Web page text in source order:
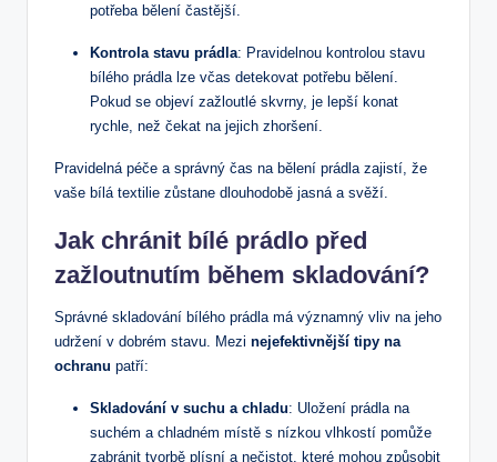
potřeba bělení častější.
Kontrola stavu prádla: Pravidelnou kontrolou stavu
bílého prádla lze včas detekovat potřebu bělení.
Pokud se objeví zažloutlé skvrny, je lepší konat
rychle, než čekat na jejich zhoršení.
Pravidelná péče a správný čas na bělení prádla zajistí, že
vaše bílá textilie zůstane dlouhodobě jasná a svěží.
Jak chránit bílé prádlo před
zažloutnutím během skladování?
Správné skladování bílého prádla má významný vliv na jeho
udržení v dobrém stavu. Mezi nejefektivnější tipy na
ochranu patří:
Skladování v suchu a chladu: Uložení prádla na
suchém a chladném místě s nízkou vlhkostí pomůže
zabránit tvorbě plísní a nečistot, které mohou způsobit